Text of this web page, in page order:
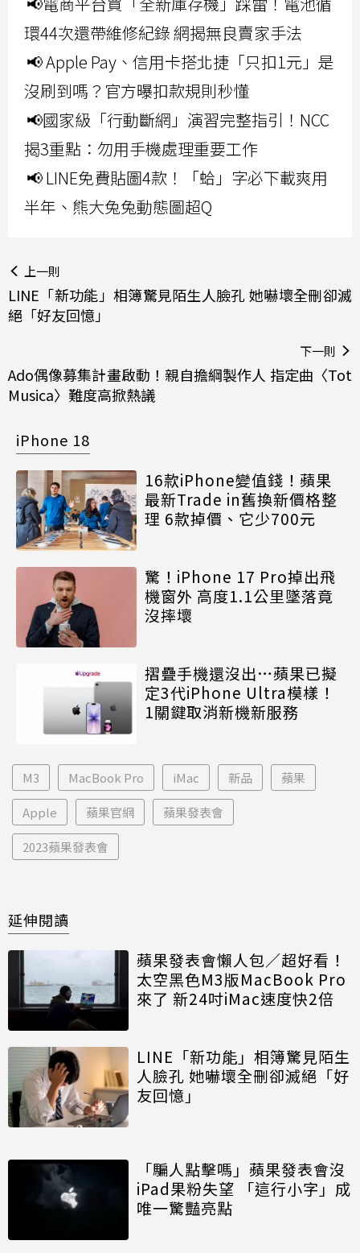
環44次還帶維修紀錄 網揭無良賣家手法
📢 Apple Pay、信用卡搭北捷「只扣1元」是
沒刷到嗎？官方曝扣款規則秒懂
📢國家級「行動斷網」演習完整指引！NCC
揭3重點：勿用手機處理重要工作
📢 LINE免費貼圖4款！「蛤」字必下載爽用
半年、熊大兔兔動態圖超Q
上一則
LINE「新功能」相簿驚見陌生人臉孔 她嚇壞全刪卻滅
絕「好友回憶」
下一則
Ado偶像募集計畫啟動！親自擔綱製作人 指定曲〈Tot
Musica〉難度高掀熱議
iPhone 18
16款iPhone變值錢！蘋果
最新Trade in舊換新價格整
理 6款掉價、它少700元
驚！iPhone 17 Pro掉出飛
機窗外 高度1.1公里墜落竟
沒摔壞
摺疊手機還沒出…蘋果已擬
定3代iPhone Ultra模樣！
1關鍵取消新機新服務
M3 MacBook Pro iMac 新品 蘋果
Apple 蘋果官網 蘋果發表會
2023蘋果發表會
延伸閱讀
蘋果發表會懶人包／超好看！
太空黑色M3版MacBook Pro
來了 新24吋iMac速度快2倍
LINE「新功能」相簿驚見陌生
人臉孔 她嚇壞全刪卻滅絕「好
友回憶」
「騙人點擊嗎」蘋果發表會沒
iPad果粉失望 「這行小字」成
唯一驚豔亮點